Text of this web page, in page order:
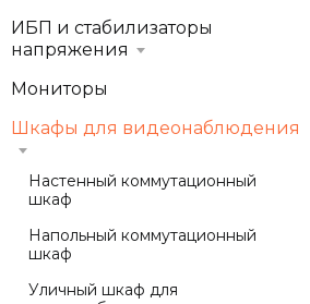
ИБП и стабилизаторы
напряжения
Мониторы
Шкафы для видеонаблюдения
Настенный коммутационный
шкаф
Напольный коммутационный
шкаф
Уличный шкаф для